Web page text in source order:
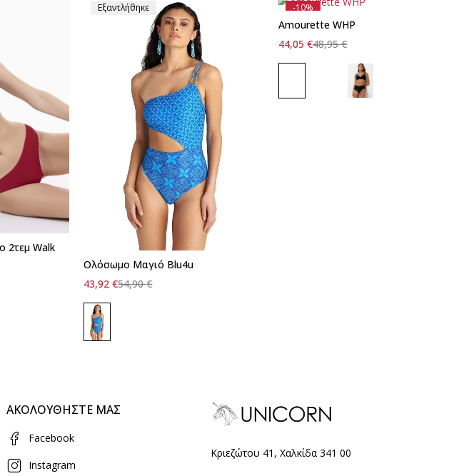
καλάθι
2τεμ Walk
Εξαντλήθηκε
Γρήγορη προσθήκη στο καλάθι
Ολόσωμο Μαγιό Blu4u
54,90€
43,92€
-10%
Amourette WHP
48,95€
44,05€
ΑΚΟΛΟΥΘΗΣΤΕ ΜΑΣ
Facebook
Instagram
Κριεζώτου 41, Χαλκίδα 341 00